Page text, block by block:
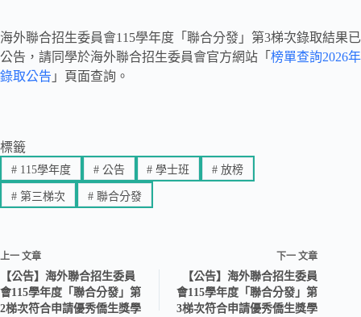
海外聯合招生委員會115學年度「聯合分發」第3梯次錄取結果已
公告，請同學於海外聯合招生委員會官方網站「 榜單查詢2026年
錄取公告 」頁面查詢。
標籤
#115學年度 #公告 # 學士班 # 放榜
#第三梯次 #聯合分發
上一 文章
【公告】海外聯合招生委員
會115學年度「聯合分發」第
2梯次符合申請優秀僑生獎學
下一文章
【公告】海外聯合招生委員
會115學年度「聯合分發」第
3梯次符合申請優秀僑生獎學